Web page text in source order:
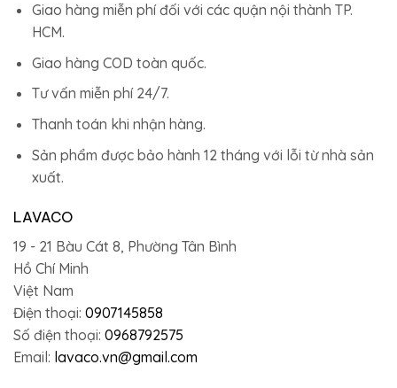
Giao hàng miễn phí đối với các quận nội thành TP.
HCM.
Giao hàng COD toàn quốc.
Tư vấn miễn phí 24/7.
Thanh toán khi nhận hàng.
Sản phẩm được bảo hành 12 tháng với lỗi từ nhà sản
xuất.
LAVACO
19 - 21 Bàu Cát 8, Phường Tân Bình
Hồ Chí Minh
Việt Nam
Điện thoại: 0907145858
Số điện thoại: 0968792575
Email: lavaco.vn@gmail.com